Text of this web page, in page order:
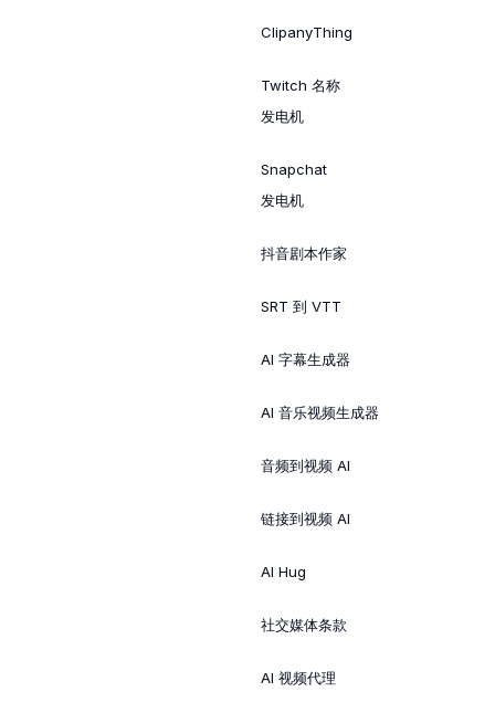
ClipanyThing
Twitch 名称
发电机
Snapchat
发电机
抖音剧本作家
SRT 到 VTT
AI 字幕生成器
AI 音乐视频生成器
音频到视频 AI
链接到视频 AI
AI Hug
社交媒体条款
AI 视频代理